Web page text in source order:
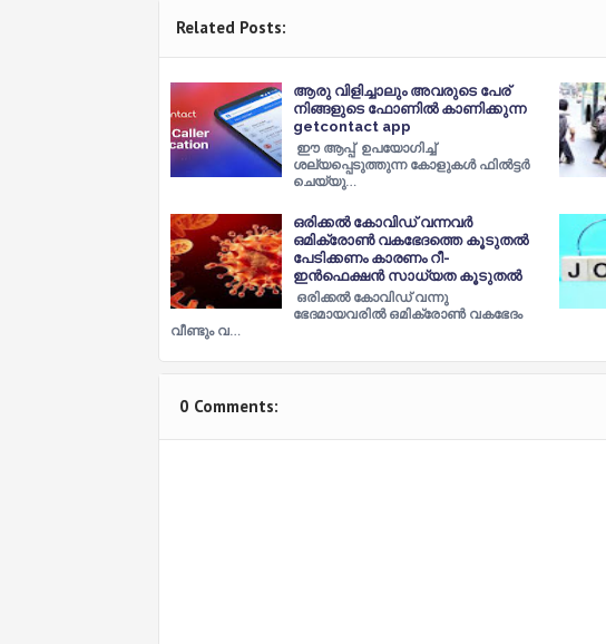
Related Posts:
ആരു വിളിച്ചാലും അവരുടെ പേര്
നിങ്ങളുടെ ഫോണിൽ കാണിക്കുന്ന
getcontact app
ഈ ആപ്പ് ഉപയോഗിച്ച്
ശല്യപ്പെടുത്തുന്ന കോളുകൾ ഫിൽട്ടർ
ചെയ്യു…
ഒരിക്കല്‍ കോവിഡ് വന്നവര്‍
ഒമിക്രോണ്‍ വകഭേദത്തെ കൂടുതല്‍
പേടിക്കണം കാരണം റീ-
ഇന്‍ഫെക്ഷന്‍ സാധ്യത കൂടുതല്‍
ഒരിക്കല്‍ കോവിഡ് വന്നു
ഭേദമായവരില്‍ ഒമിക്രോണ്‍ വകഭേദം
വീണ്ടും വ…
0 Comments: